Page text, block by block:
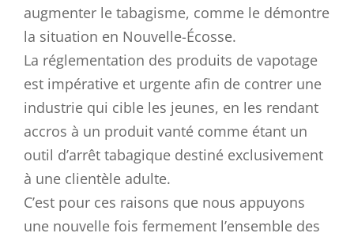
augmenter le tabagisme, comme le démontre
la situation en Nouvelle-Écosse.
La réglementation des produits de vapotage
est impérative et urgente afin de contrer une
industrie qui cible les jeunes, en les rendant
accros à un produit vanté comme étant un
outil d’arrêt tabagique destiné exclusivement
à une clientèle adulte.
C’est pour ces raisons que nous appuyons
une nouvelle fois fermement l’ensemble des